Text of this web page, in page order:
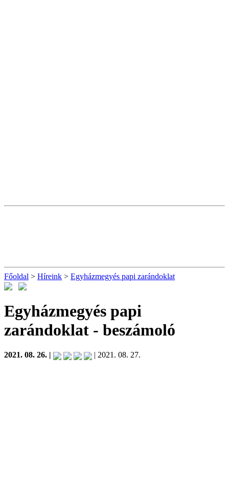
Főoldal > Híreink > Egyházmegyés papi zarándoklat
Egyházmegyés papi
zarándoklat - beszámoló
2021. 08. 26. | | 2021. 08. 27.